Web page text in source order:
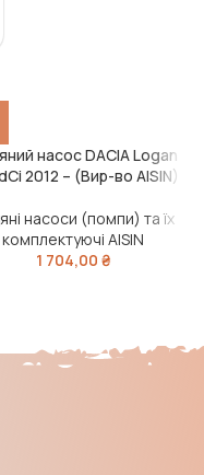
насос DACIA Logan
dCi 2012 – (Вир-во AISIN)
насоси (помпи) та їх
комплектуючі AISIN
1 704,00 ₴